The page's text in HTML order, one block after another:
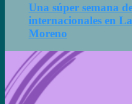
Una súper semana
internacionales en
Moreno